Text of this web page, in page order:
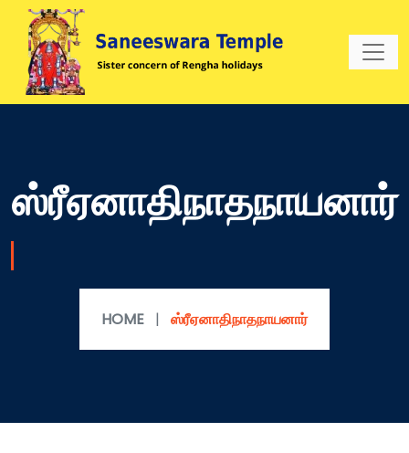
ஸ்ரீஏனாதிநாதநாயனார்
HOME | ஸ்ரீஏனாதிநாதநாயனார்